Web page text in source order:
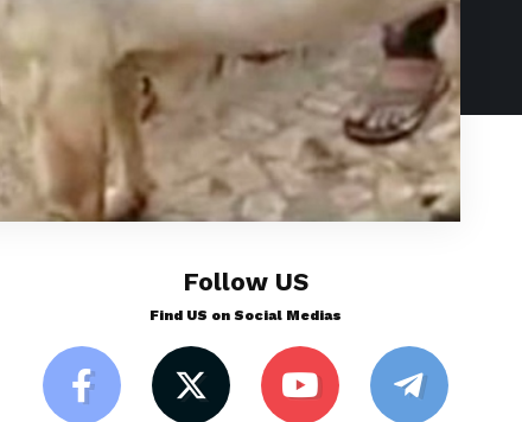
Follow US
Find US on Social Medias